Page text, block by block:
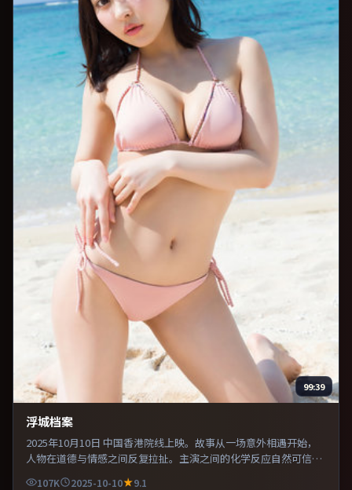
99:39
浮城档案
2025年10月10日 中国香港院线上映。故事从一场意外相遇开始，
人物在道德与情感之间反复拉扯。主演之间的化学反应自然可信，
对手戏张力贯穿全片。推荐给偏爱群像戏与命运母题的影迷。
107K 2025-10-10
9.1